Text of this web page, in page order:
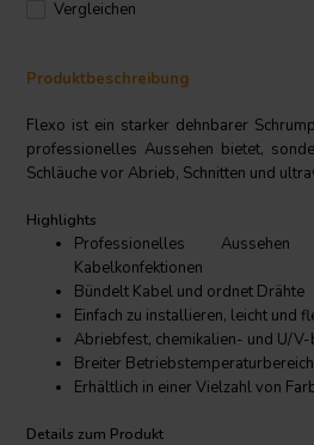
Vergleichen
Produktbeschreibung
Flexo ist ein starker dehnbarer
professionelles Aussehen bietet,
Schläuche vor Abrieb, Schnitten und
Highlights
Professionelles
Kabelkonfektionen
Bündelt Kabel und ordnet Drähte
Einfach zu installieren, leicht und
Abriebfest, chemikalien- und U/
Breiter Betriebstemperaturbereich
Erhältlich in einer Vielzahl von
Details zum Produkt